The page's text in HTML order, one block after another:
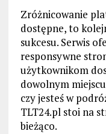
Zróżnicowanie
dostępne, to
sukcesu. Serwis
responsywne
użytkownikom
dowolnym
czy jesteś w
TLT24.pl stoi na
bieżąco.